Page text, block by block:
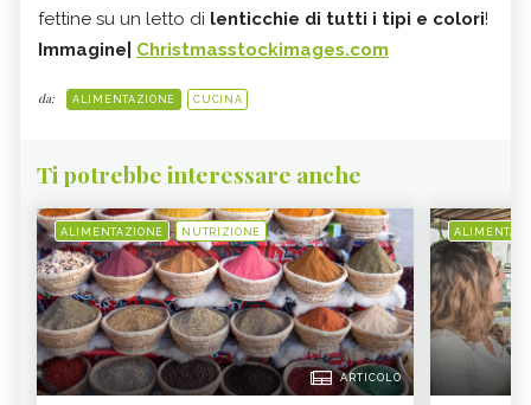
fettine su un letto di lenticchie di tutti i tipi e colori!
Immagine| Christmasstockimages.com
da: ALIMENTAZIONE CUCINA
Ti potrebbe interessare anche
ALIMENTAZIONE NUTRIZIONE
ARTICOLO